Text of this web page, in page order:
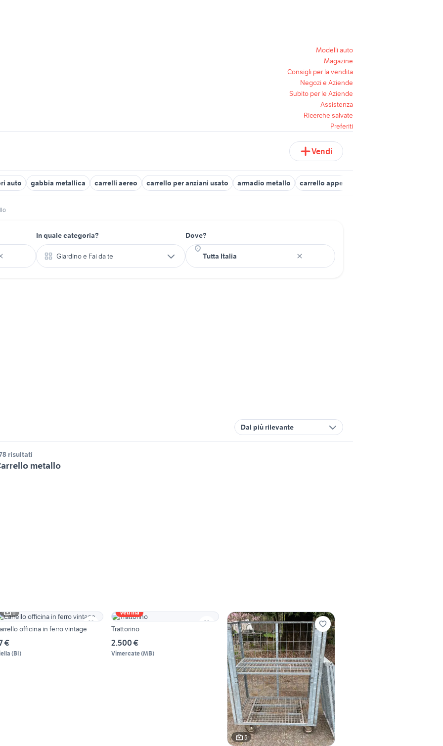
Modelli auto
Magazine
Consigli per la vendita
Negozi e Aziende
Subito per le Aziende
Assistenza
Ricerche salvate
Preferiti
Vendi
auto gabbia metallica carrelli aereo carrello per anziani usato armadio metallo carrello appendice usato brescia
In quale categoria?
Giardino e Fai da te
Dove?
Dal più rilevante
risultati
metallo
6
officina in ferro vintage
€
(BI)
Vetrina
Trattorino
2.500 €
Vimercate(MB)
5